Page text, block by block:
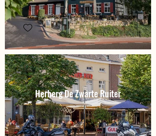
Herberg De Zwarte Ruiter